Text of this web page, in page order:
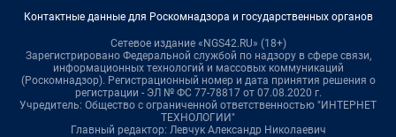
Контактные данные для Роскомнадзора и государственных органов
Сетевое издание «NGS42.RU» (18+)
Зарегистрировано Федеральной службой по надзору в сфере связи,
информационных технологий и массовых коммуникаций
(Роскомнадзор). Регистрационный номер и дата принятия решения о
регистрации - ЭЛ № ФС 77-78817 от 07.08.2020 г.
Учредитель: Общество с ограниченной ответственностью "ИНТЕРНЕТ
ТЕХНОЛОГИИ"
Главный редактор: Левчук Александр Николаевич